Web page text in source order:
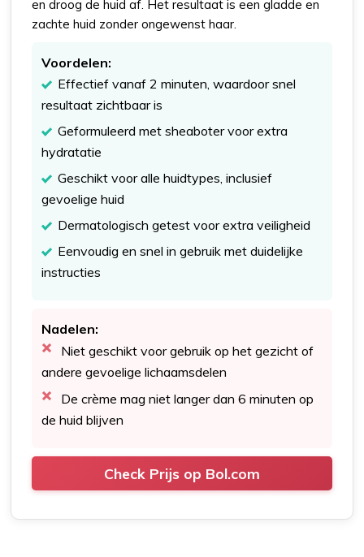
en droog de huid af. Het resultaat is een gladde en
zachte huid zonder ongewenst haar.
Voordelen:
Effectief vanaf 2 minuten, waardoor snel
resultaat zichtbaar is
Geformuleerd met sheaboter voor extra
hydratatie
Geschikt voor alle huidtypes, inclusief
gevoelige huid
Dermatologisch getest voor extra veiligheid
Eenvoudig en snel in gebruik met duidelijke
instructies
Nadelen:
Niet geschikt voor gebruik op het gezicht of
andere gevoelige lichaamsdelen
De crème mag niet langer dan 6 minuten op
de huid blijven
Check Prijs op Bol.com